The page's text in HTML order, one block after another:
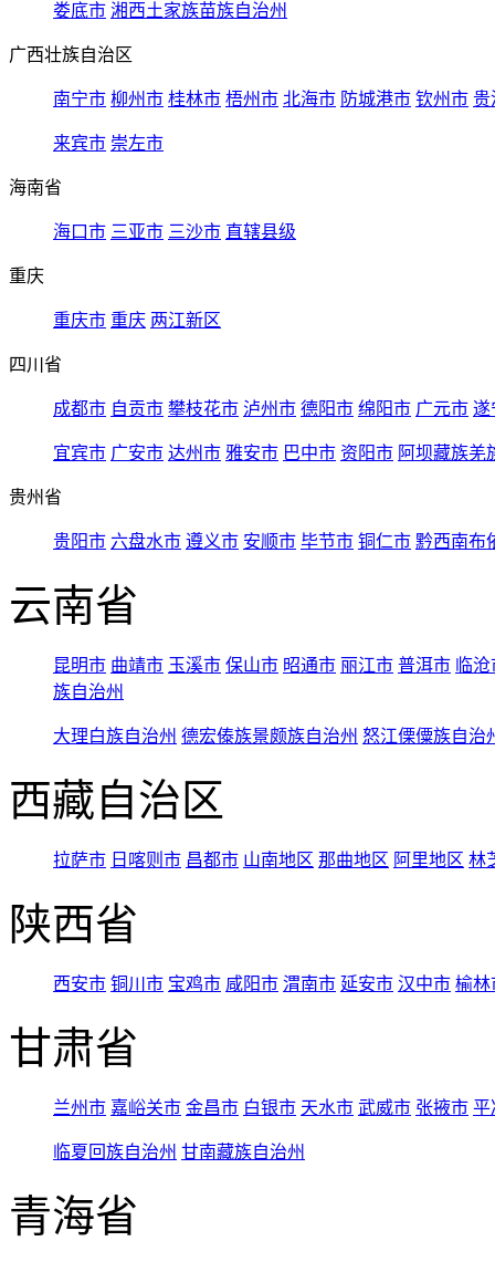
娄底市 湘西土家族苗族自治州
广西壮族自治区
南宁市 柳州市 桂林市 梧州市 北海市 防城港市 钦州市 贵
来宾市 崇左市
海南省
海口市 三亚市 三沙市 直辖县级
重庆
重庆市 重庆 两江新区
四川省
成都市 自贡市 攀枝花市 泸州市 德阳市 绵阳市 广元市 遂
宜宾市 广安市 达州市 雅安市 巴中市 资阳市 阿坝藏族羌
贵州省
贵阳市 六盘水市 遵义市 安顺市 毕节市 铜仁市 黔西南布
云南省
昆明市 曲靖市 玉溪市 保山市 昭通市 丽江市 普洱市 临
族自治州
大理白族自治州 德宏傣族景颇族自治州 怒江傈僳族自治
西藏自治区
拉萨市 日喀则市 昌都市 山南地区 那曲地区 阿里地区 林
陕西省
西安市 铜川市 宝鸡市 咸阳市 渭南市 延安市 汉中市 榆林
甘肃省
兰州市 嘉峪关市 金昌市 白银市 天水市 武威市 张掖市 平
临夏回族自治州 甘南藏族自治州
青海省